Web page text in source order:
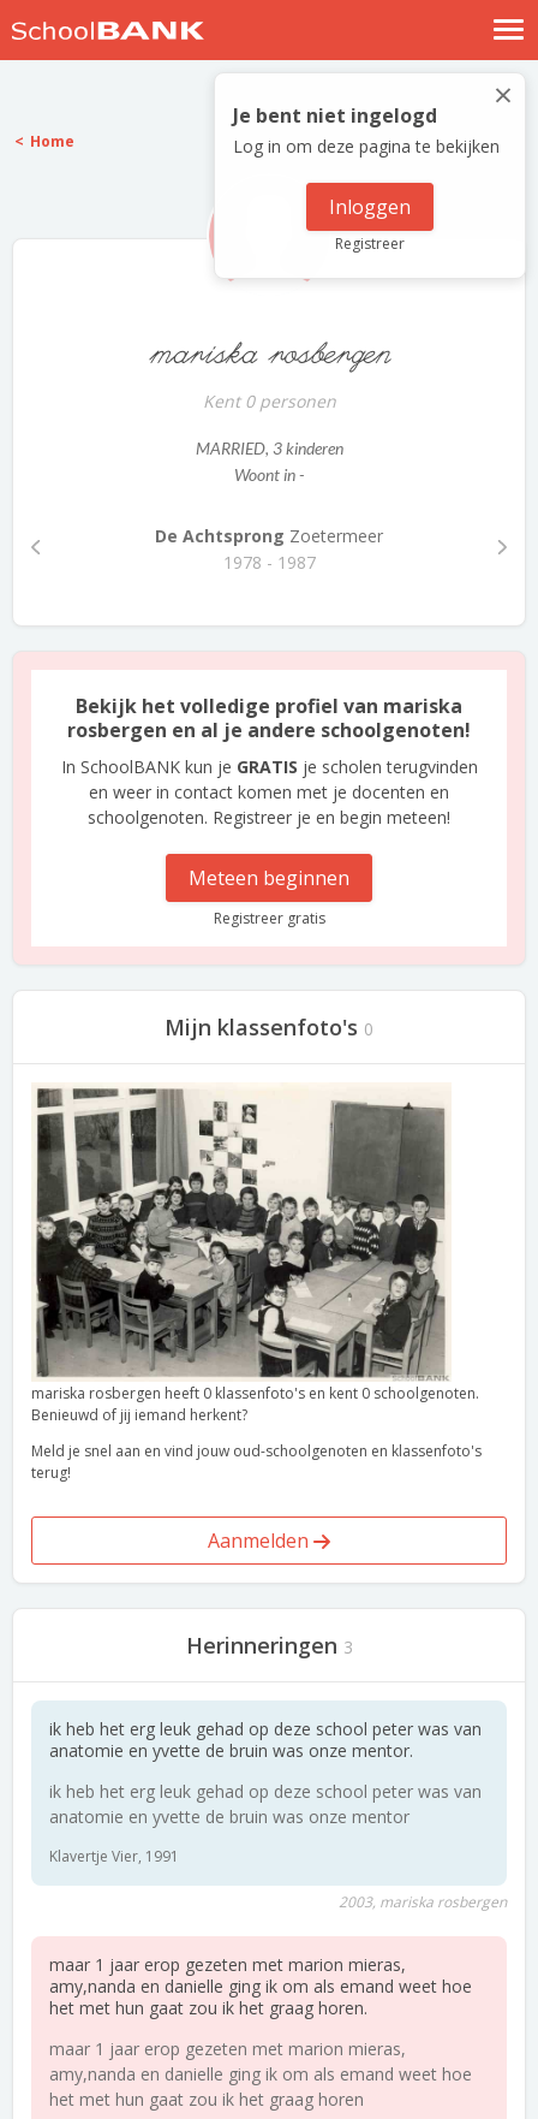
Nostalgische verhalen
Log in
Meld je gratis aan
×
Je bent niet ingelogd
Log in om deze pagina te bekijken
Inloggen
Registreer
Home
mariska rosbergen
Kent 0 personen
MARRIED, 3 kinderen
Woont in -
De Achtsprong Zoetermeer
1978 - 1987
Bekijk het volledige profiel van mariska
rosbergen en al je andere schoolgenoten!
In SchoolBANK kun je GRATIS je scholen terugvinden
en weer in contact komen met je docenten en
schoolgenoten. Registreer je en begin meteen!
Meteen beginnen
Registreer gratis
Mijn klassenfoto's 0
mariska rosbergen heeft 0 klassenfoto's en kent 0 schoolgenoten.
Benieuwd of jij iemand herkent?
Meld je snel aan en vind jouw oud-schoolgenoten en klassenfoto's
terug!
Aanmelden
Herinneringen 3
ik heb het erg leuk gehad op deze school peter was van
anatomie en yvette de bruin was onze mentor.
ik heb het erg leuk gehad op deze school peter was van
anatomie en yvette de bruin was onze mentor
Klavertje Vier, 1991
2003, mariska rosbergen
maar 1 jaar erop gezeten met marion mieras,
amy,nanda en danielle ging ik om als emand weet hoe
het met hun gaat zou ik het graag horen.
maar 1 jaar erop gezeten met marion mieras,
amy,nanda en danielle ging ik om als emand weet hoe
het met hun gaat zou ik het graag horen